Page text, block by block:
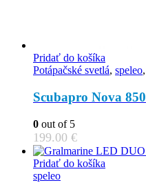
Pridať do košíka
Potápačské svetlá, speleo,
Scubapro Nova 850
0 out of 5
199.00 €
Pridať do košíka
speleo